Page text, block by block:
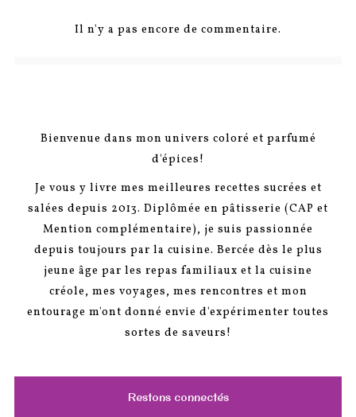
Il n'y a pas encore de commentaire.
Bienvenue dans mon univers coloré et parfumé
d'épices!
Je vous y livre mes meilleures recettes sucrées et
salées depuis 2013. Diplômée en pâtisserie (CAP et
Mention complémentaire), je suis passionnée
depuis toujours par la cuisine. Bercée dès le plus
jeune âge par les repas familiaux et la cuisine
créole, mes voyages, mes rencontres et mon
entourage m'ont donné envie d'expérimenter toutes
sortes de saveurs!
Restons connectés